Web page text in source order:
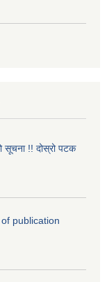
सूचना !! दोस्रो पटक
publication